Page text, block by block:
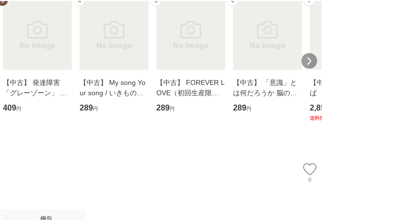
【中古】 発達障害
「グレーゾーン」 そ
の正しい理解と克服法
(SB新書 572) / 岡田尊
409円
【中古】 My song Yo
ur song / いきものが
かり / [CD]【メール便
送料無料】
289円
【中古】 FOREVER L
OVE（初回生産限定
盤） / 清水翔太×加藤
ミリヤ / [CD]【メール
289円
【中古】 「意識」と
は何だろうか 脳の来
歴、知覚の錯誤 （講
談社現代新書） / 下条
289円
【中古】 耳をすませ
ば 〈2枚組〉 [DVD] /
ブエナ・ビスタ・ホー
ム・エンターテイメン
2,852
送料無料
0